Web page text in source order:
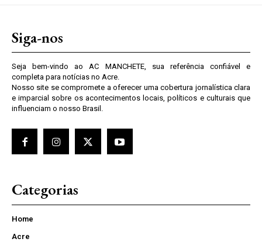
Siga-nos
Seja bem-vindo ao AC MANCHETE, sua referência confiável e
completa para notícias no Acre.
Nosso site se compromete a oferecer uma cobertura jornalística clara
e imparcial sobre os acontecimentos locais, políticos e culturais que
influenciam o nosso Brasil.
Categorias
Home
Acre